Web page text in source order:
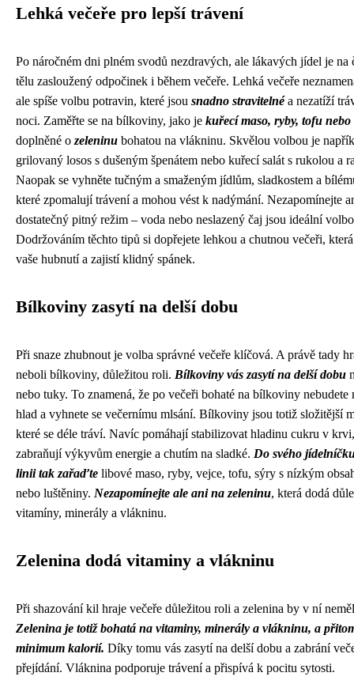
Lehká večeře pro lepší trávení
Po náročném dni plném svodů nezdravých, ale lákavých jídel je na
tělu zasloužený odpočinek i během večeře. Lehká večeře
ale spíše volbu potravin, které jsou snadno stravitelnéa nezatíží
noci. Zaměřte se na bílkoviny, jako je kuřecí maso, ryby, tofu nebo
doplněné o zeleninu bohatou na vlákninu. Skvělou volbou je
grilovaný losos s dušeným špenátem nebo kuřecí salát s rukolou a
Naopak se vyhněte tučným a smaženým jídlům, sladkostem a
které zpomalují trávení a mohou vést k nadýmání. Nezapomínejte
dostatečný pitný režim – voda nebo neslazený čaj jsou ideální
Dodržováním těchto tipů si dopřejete lehkou a chutnou večeři,
vaše hubnutí a zajistí klidný spánek.
Bílkoviny zasytí na delší dobu
Při snaze zhubnout je volba správné večeře klíčová. A právě tady
neboli bílkoviny, důležitou roli. Bílkoviny vás zasytí na delší dobu
nebo tuky. To znamená, že po večeři bohaté na bílkoviny nebudete
hlad a vyhnete se večernímu mlsání. Bílkoviny jsou totiž složitější
které se déle tráví. Navíc pomáhají stabilizovat hladinu cukru v
zabraňují výkyvům energie a chutím na sladké. Do svého
linii tak zařaďte libové maso, ryby, vejce, tofu, sýry s nízkým
nebo luštěniny. Nezapomínejte ale ani na zeleninu, která dodá
vitamíny, minerály a vlákninu.
Zelenina dodá vitaminy a vlákninu
Při shazování kil hraje večeře důležitou roli a zelenina by v ní
Zelenina je totiž bohatá na vitaminy, minerály a vlákninu, a
minimum kalorií. Díky tomu vás zasytí na delší dobu a zabrání
přejídání. Vláknina podporuje trávení a přispívá k pocitu sytosti.